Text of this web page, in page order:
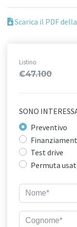
Scarica il PDF
Listino
€47.100
SONO
Preventivo
Test drive
Permuta